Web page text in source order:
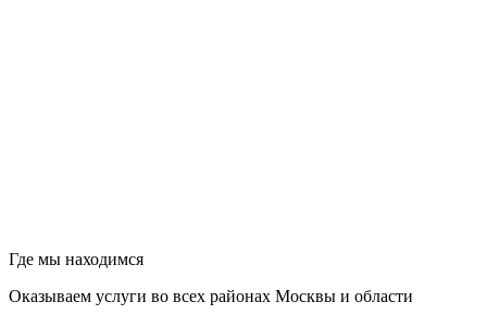
Где мы находимся
Оказываем услуги во всех районах Москвы и области